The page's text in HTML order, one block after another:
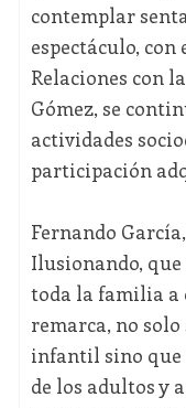
contemplar
espectáculo, con
Relaciones con
Gómez, se
actividades
participación
Fernando
Ilusionando,
toda la familia a
remarca, no
infantil sino que
de los adultos y